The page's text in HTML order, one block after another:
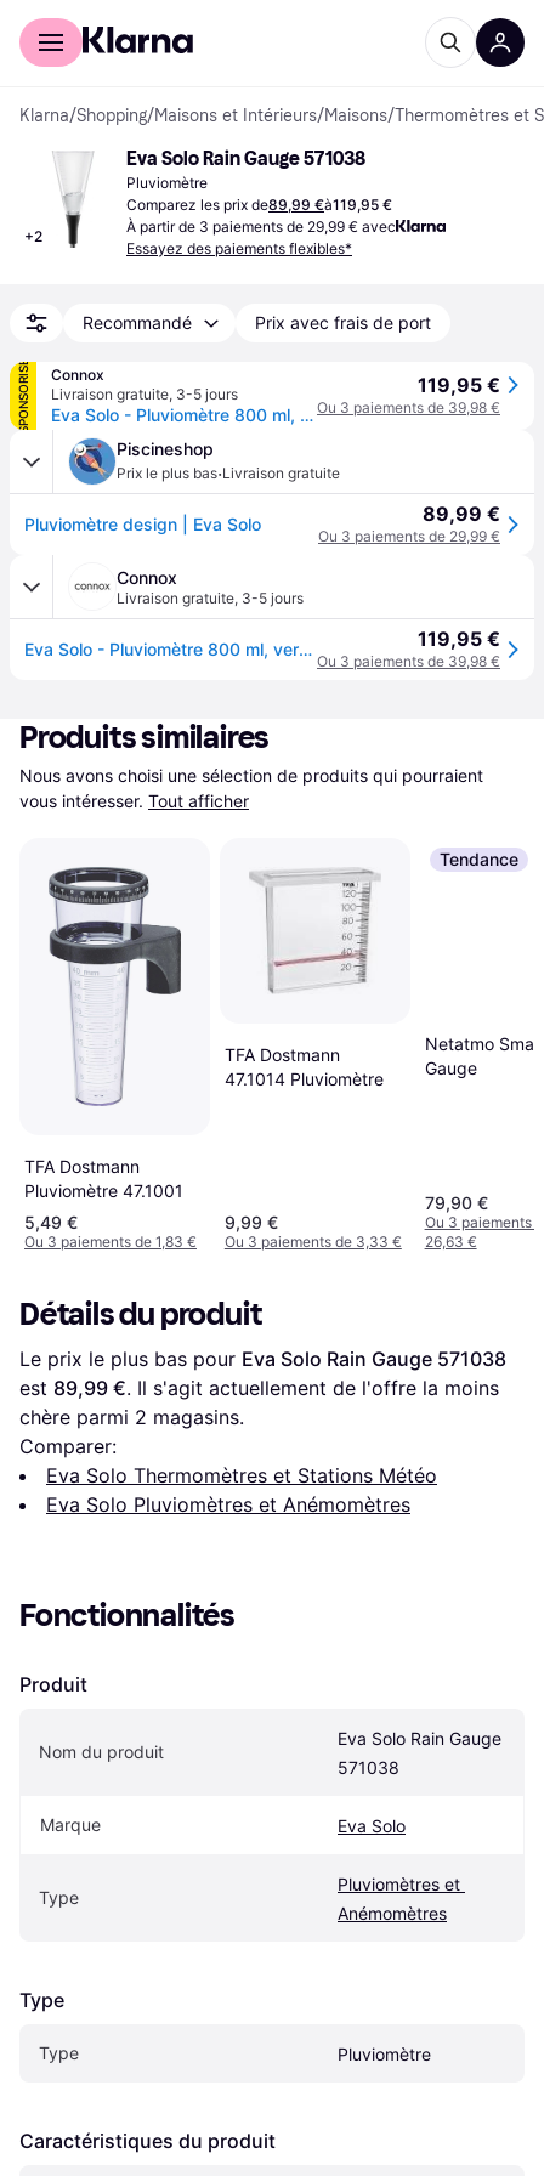
Acheter avec Klarna
Klarna/Shopping/Maisons et Intérieurs/Maisons/Thermomètres et
+2
Eva Solo Rain Gauge 571038
Pluviomètre
Comparez les prix de89,99 €à119,95 €
À partir de 3 paiements de 29,99 € avec
Essayez des paiements flexibles*
Recommandé Prix avec frais de port
SPONSORISÉ
Connox
Livraison gratuite, 3-5 jours
Eva Solo - Pluviomètre 800 ml, verre - Transparent
119,95 €
Ou 3 paiements de 39,98 €
Piscineshop
Prix le plus bas·Livraison gratuite
Pluviomètre design | Eva Solo 89,99 €
Ou 3 paiements de 29,99 €
Connox
Livraison gratuite, 3-5 jours
Eva Solo - Pluviomètre 800 ml, verre - Transparent 119,95 €
Ou 3 paiements de 39,98 €
Produits similaires
Nous avons choisi une sélection de produits qui pourraient
vous intéresser. Tout afficher
TFA Dostmann
Pluviomètre 47.1001
5,49 €
Ou 3 paiements de 1,83 €
TFA Dostmann
47.1014 Pluviomètre
9,99 €
Ou 3 paiements de 3,33 €
Tendance
Netatmo
Gauge
79,90 €
Ou 3 paiements
26,63 €
Détails du produit
Le prix le plus bas pour Eva Solo Rain Gauge 571038
est 89,99 €. Il s'agit actuellement de l'offre la moins
chère parmi 2 magasins.
Comparer:
Eva Solo Thermomètres et Stations Météo
Eva Solo Pluviomètres et Anémomètres
Fonctionnalités
Produit
Nom du produit
Eva Solo Rain Gauge
571038
Marque Eva Solo
Type
Pluviomètres et
Anémomètres
Type
Type Pluviomètre
Caractéristiques du produit